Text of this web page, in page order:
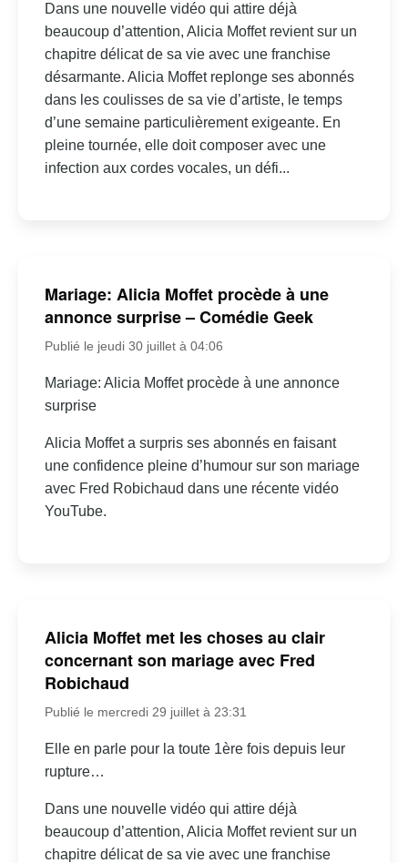
Dans une nouvelle vidéo qui attire déjà
beaucoup d’attention, Alicia Moffet revient sur un
chapitre délicat de sa vie avec une franchise
désarmante. Alicia Moffet replonge ses abonnés
dans les coulisses de sa vie d’artiste, le temps
d’une semaine particulièrement exigeante. En
pleine tournée, elle doit composer avec une
infection aux cordes vocales, un défi...
Mariage: Alicia Moffet procède à une
annonce surprise – Comédie Geek
Publié le jeudi 30 juillet à 04:06
Mariage: Alicia Moffet procède à une annonce
surprise
Alicia Moffet a surpris ses abonnés en faisant
une confidence pleine d’humour sur son mariage
avec Fred Robichaud dans une récente vidéo
YouTube.
Alicia Moffet met les choses au clair
concernant son mariage avec Fred
Robichaud
Publié le mercredi 29 juillet à 23:31
Elle en parle pour la toute 1ère fois depuis leur
rupture…
Dans une nouvelle vidéo qui attire déjà
beaucoup d’attention, Alicia Moffet revient sur un
chapitre délicat de sa vie avec une franchise